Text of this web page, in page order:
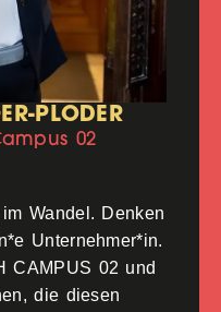
PLODER
02
Wandel. Denken
Unternehmer*in.
CAMPUS 02 und
die diesen